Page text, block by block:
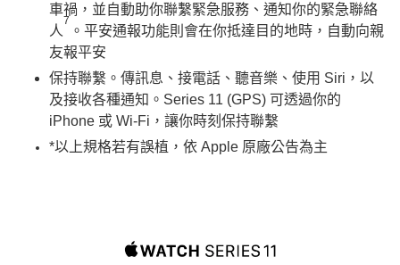
車禍，並自動助你聯繫緊急服務、通知你的緊急聯絡
人
7
。平安通報功能則會在你抵達目的地時，自動向親
友報平安
保持聯繫。傳訊息、接電話、聽音樂、使用 Siri，以
及接收各種通知。Series 11 (GPS) 可透過你的
iPhone 或 Wi-Fi，讓你時刻保持聯繫
*以上規格若有誤植，依 Apple 原廠公告為主